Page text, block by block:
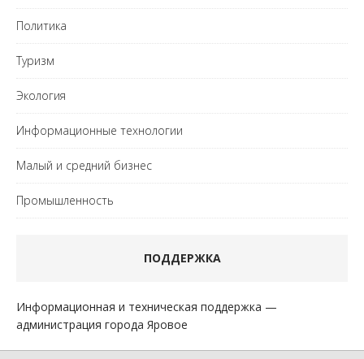
Политика
Туризм
Экология
Информационные технологии
Малый и средний бизнес
Промышленность
ПОДДЕРЖКА
Информационная и техническая поддержка —
администрация города Яровое